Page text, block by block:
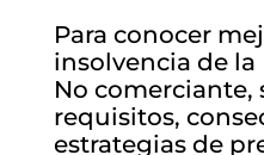
Para conocer
insolvencia de la
No comerciante,
requisitos,
estrategias de